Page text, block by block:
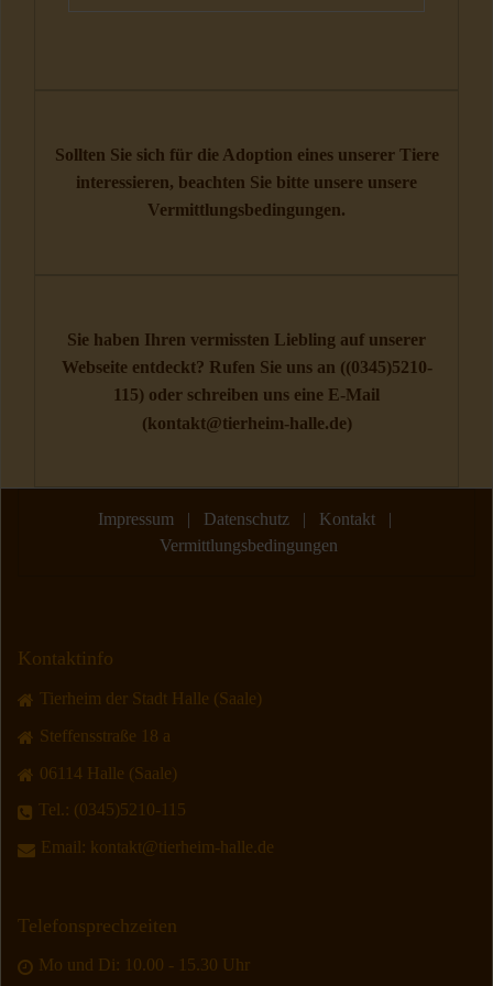
Sollten Sie sich für die Adoption eines unserer Tiere
interessieren, beachten Sie bitte unsere unsere
Vermittlungsbedingungen.
Sie haben Ihren vermissten Liebling auf unserer
Webseite entdeckt? Rufen Sie uns an ((0345)5210-
115) oder schreiben uns eine E-Mail
(kontakt@tierheim-halle.de)
Impressum | Datenschutz| Kontakt|
Vermittlungsbedingungen
Kontaktinfo
Tierheim der Stadt Halle (Saale)
Steffensstraße 18 a
06114 Halle (Saale)
Tel.: (0345)5210-115
Email: kontakt@tierheim-halle.de
Telefonsprechzeiten
Mo und Di: 10.00 - 15.30 Uhr